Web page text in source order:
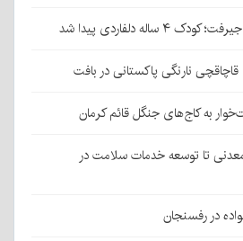
دلفاردی پیدا شد
به کاج‌های جنگل قائم کرمان
تا توسعه خدمات سلامت در
در رفسنجان